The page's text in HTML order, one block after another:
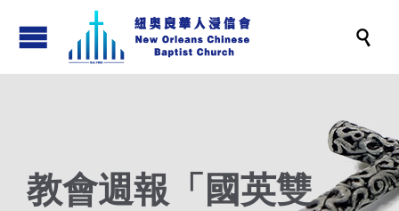

教會週報「國英雙